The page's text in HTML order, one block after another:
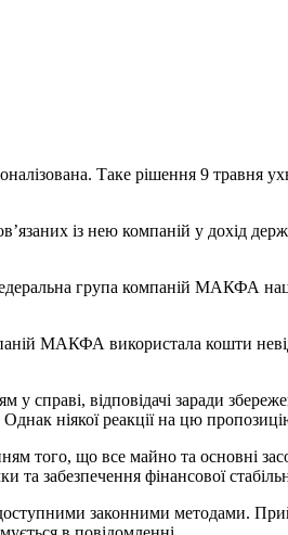
Таке рішення 9 травня
із нею компаній у дохід
група компаній МАКФА
МАКФА використала кошти
справі, відповідачі заради
ніякої реакції на цю
того, що все майно та основні
забезпечення фінансової
законними методами.